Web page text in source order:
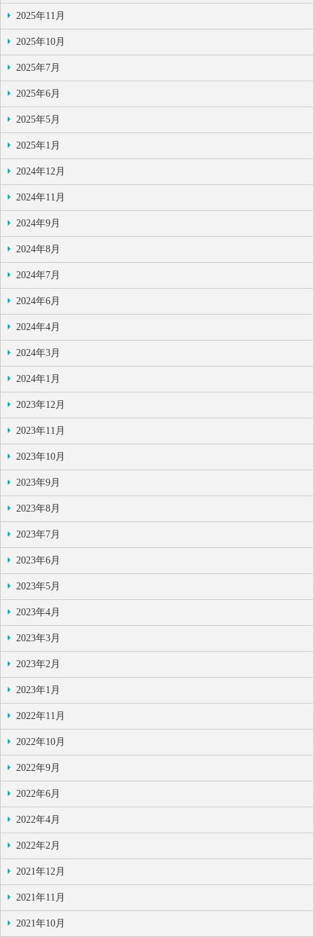
2025年11月
2025年10月
2025年7月
2025年6月
2025年5月
2025年1月
2024年12月
2024年11月
2024年9月
2024年8月
2024年7月
2024年6月
2024年4月
2024年3月
2024年1月
2023年12月
2023年11月
2023年10月
2023年9月
2023年8月
2023年7月
2023年6月
2023年5月
2023年4月
2023年3月
2023年2月
2023年1月
2022年11月
2022年10月
2022年9月
2022年6月
2022年4月
2022年2月
2021年12月
2021年11月
2021年10月